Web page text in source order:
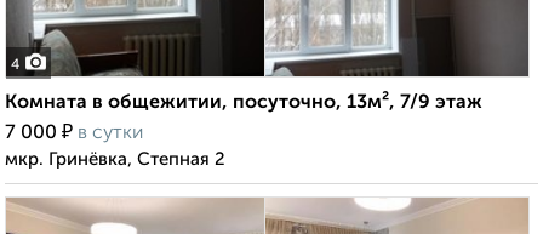
4
Комната в общежитии, посуточно, 13м², 7/9 этаж
7 000 ₽ в сутки
мкр. Гринёвка, Степная 2